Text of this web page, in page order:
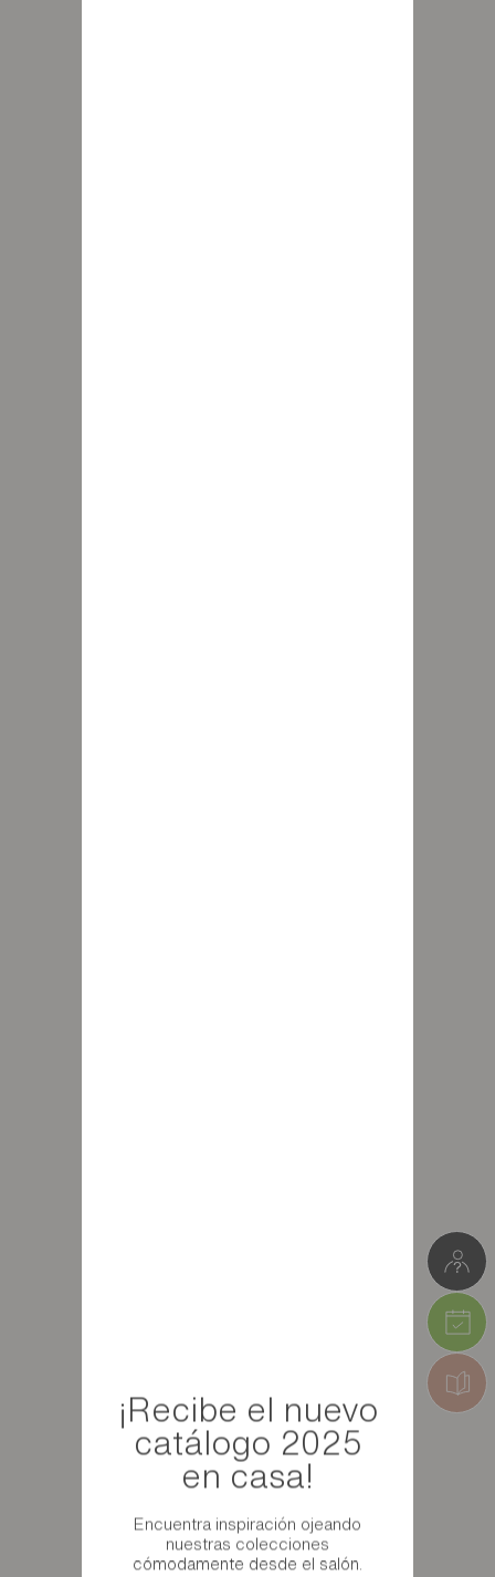
¡Recibe el nuevo
catálogo 2025
en casa!
Encuentra inspiración ojeando
nuestras colecciones
cómodamente desde el salón.